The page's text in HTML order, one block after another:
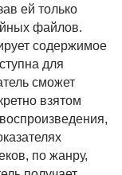
ей только
файлов.
содержимое
для
сможет
взятом
по жанру,